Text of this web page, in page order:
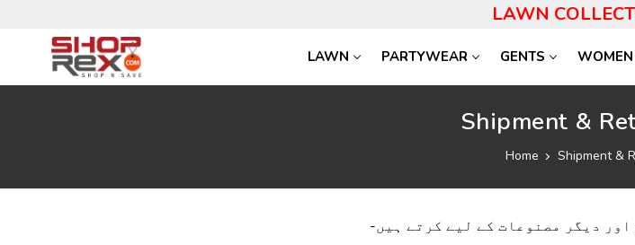
LAWN
LAWN PARTYWEAR GENTS WOMEN
Shipment &
Home Shipment &